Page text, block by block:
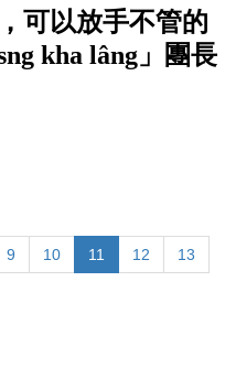
可以放手不管的
kha lâng」團長
9 10 11 12 13